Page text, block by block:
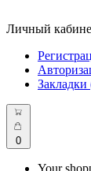
Личный
Закладки
0
Your